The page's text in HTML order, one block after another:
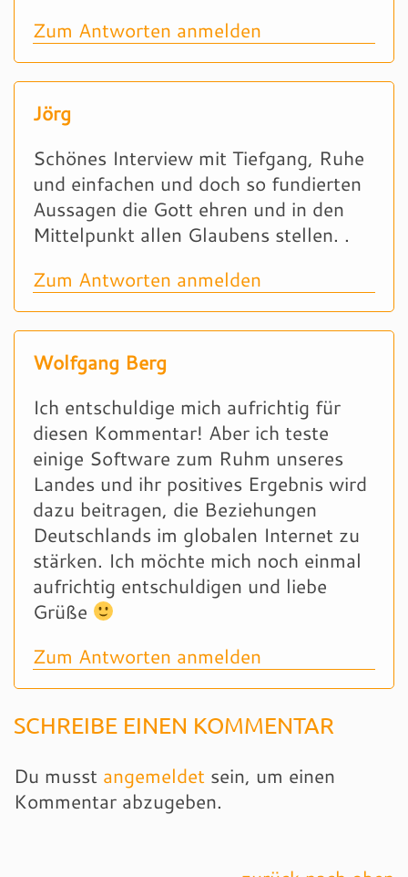
Zum Antworten anmelden
Jörg
Schönes Interview mit Tiefgang, Ruhe
und einfachen und doch so fundierten
Aussagen die Gott ehren und in den
Mittelpunkt allen Glaubens stellen. .
Zum Antworten anmelden
Wolfgang Berg
Ich entschuldige mich aufrichtig für
diesen Kommentar! Aber ich teste
einige Software zum Ruhm unseres
Landes und ihr positives Ergebnis wird
dazu beitragen, die Beziehungen
Deutschlands im globalen Internet zu
stärken. Ich möchte mich noch einmal
aufrichtig entschuldigen und liebe
Grüße
Zum Antworten anmelden
SCHREIBE EINEN KOMMENTAR
Du musst angemeldet sein, um einen
Kommentar abzugeben.